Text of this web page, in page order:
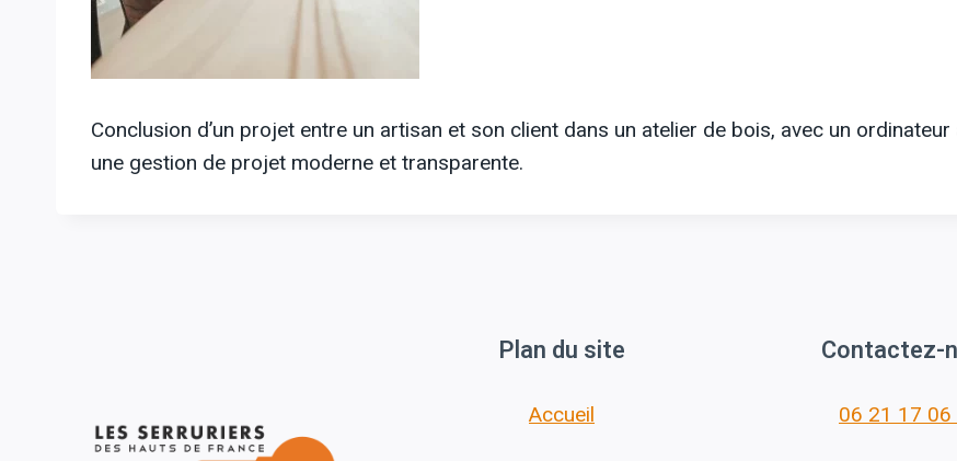
Conclusion d’un projet entre un artisan et son client dans un atelier de bois, avec un
une gestion de projet moderne et transparente.
Plan du site
Accueil
Contactez-
06 21 17 06